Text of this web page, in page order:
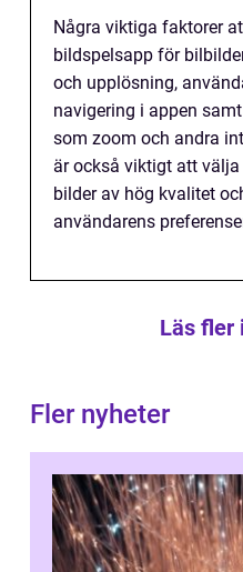
Några viktiga faktorer
bildspelsapp för
och upplösning,
navigering i appen
som zoom och andra
är också viktigt att
bilder av hög kvalitet
användarens
Läs fler
Fler nyheter